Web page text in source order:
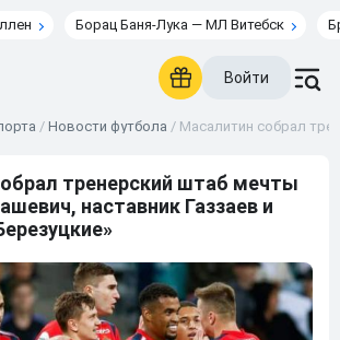
Борац Баня-Лука — МЛ Витебск
Войти
/ Новости футбола / Масалитин собрал
тренерский штаб мечты
наставник Газзаев и